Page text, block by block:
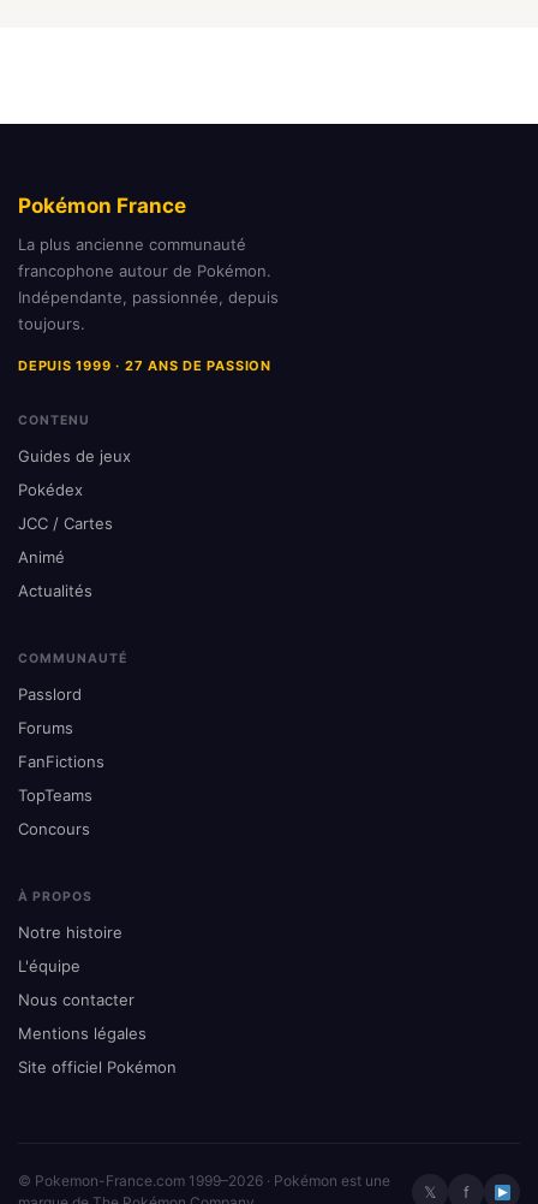
Pokémon France
La plus ancienne communauté
francophone autour de Pokémon.
Indépendante, passionnée, depuis
toujours.
DEPUIS 1999 · 27 ANS DE PASSION
CONTENU
Guides de jeux
Pokédex
JCC / Cartes
Animé
Actualités
COMMUNAUTÉ
Passlord
Forums
FanFictions
TopTeams
Concours
À PROPOS
Notre histoire
L'équipe
Nous contacter
Mentions légales
Site officiel Pokémon
© Pokemon-France.com 1999–2026 · Pokémon est une
𝕏 f